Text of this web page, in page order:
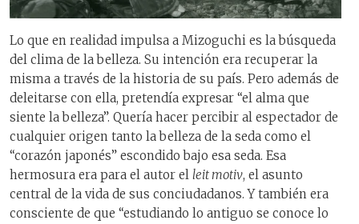
Lo que en realidad impulsa a Mizoguchi es la búsqueda
del clima de la belleza. Su intención era recuperar la
misma a través de la historia de su país. Pero además de
deleitarse con ella, pretendía expresar “el alma que
siente la belleza”. Quería hacer percibir al espectador de
cualquier origen tanto la belleza de la seda como el
“corazón japonés” escondido bajo esa seda. Esa
hermosura era para el autor el leit motiv, el asunto
central de la vida de sus conciudadanos. Y también era
consciente de que “estudiando lo antiguo se conoce lo